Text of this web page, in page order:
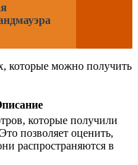
которые можно получить
которые получили
позволяет оценить,
распространяются в